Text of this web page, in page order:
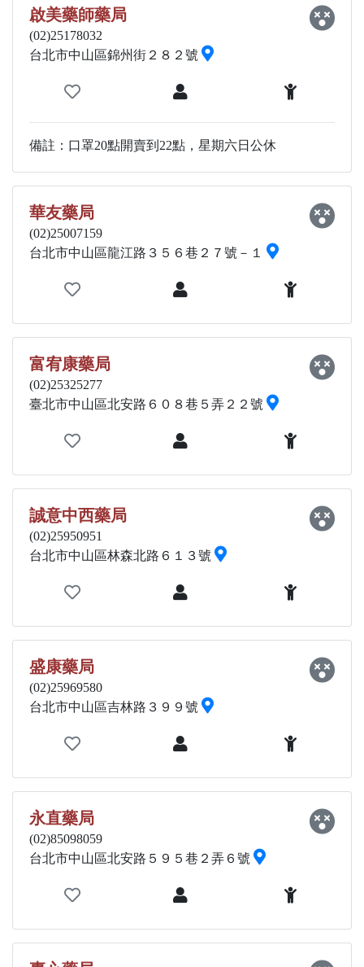
啟美藥師藥局
(02)25178032
台北市中山區錦州街２８２號
備註：口罩20點開賣到22點，星期六日公休
華友藥局
(02)25007159
台北市中山區龍江路３５６巷２７號－１
富宥康藥局
(02)25325277
臺北市中山區北安路６０８巷５弄２２號
誠意中西藥局
(02)25950951
台北市中山區林森北路６１３號
盛康藥局
(02)25969580
台北市中山區吉林路３９９號
永直藥局
(02)85098059
台北市中山區北安路５９５巷２弄６號